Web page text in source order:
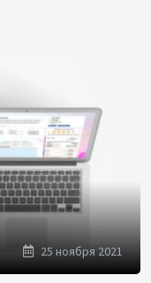
25 ноября 2021